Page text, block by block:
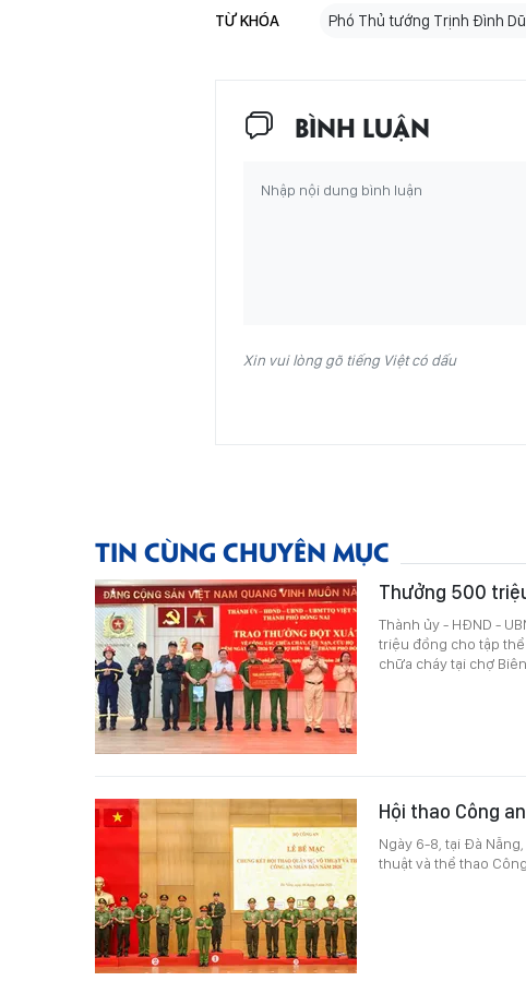
TỪ KHÓA Phó Thủ tướng Trịnh Đình
BÌNH LUẬN
Xin vui lòng gõ tiếng Việt có dấu
TIN CÙNG CHUYÊN MỤC
Thưởng 500
Thành ủy - HĐND -
triệu đồng cho tập
chữa cháy tại chợ
Hội thao Công
Ngày 6-8, tại Đà
thuật và thể thao